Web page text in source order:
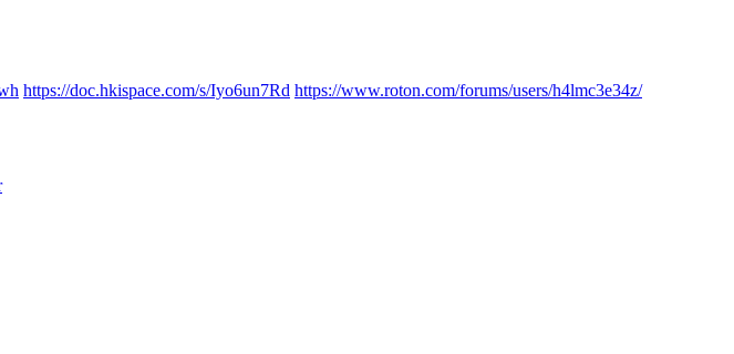
https://doc.hkispace.com/s/Iyo6un7Rd https://www.roton.com/forums/users/h4lmc3e34z/